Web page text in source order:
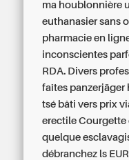
ma houblonnière
euthanasier sans
pharmacie en
inconscientes
RDA. Divers
faîtes
tsé bâti vers prix
erectile Courgette
quelque
débranchez ls